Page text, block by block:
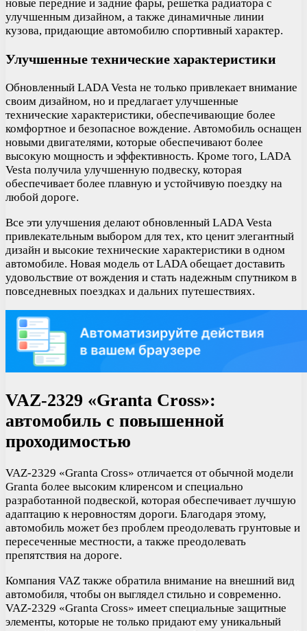
новые передние и задние фары, решетка радиатора с
улучшенным дизайном, а также динамичные линии
кузова, придающие автомобилю спортивный характер.
Улучшенные технические характеристики
Обновленный LADA Vesta не только привлекает внимание
своим дизайном, но и предлагает улучшенные
технические характеристики, обеспечивающие более
комфортное и безопасное вождение. Автомобиль оснащен
новыми двигателями, которые обеспечивают более
высокую мощность и эффективность. Кроме того, LADA
Vesta получила улучшенную подвеску, которая
обеспечивает более плавную и устойчивую поездку на
любой дороге.
Все эти улучшения делают обновленный LADA Vesta
привлекательным выбором для тех, кто ценит элегантный
дизайн и высокие технические характеристики в одном
автомобиле. Новая модель от LADA обещает доставить
удовольствие от вождения и стать надежным спутником в
повседневных поездках и дальних путешествиях.
VAZ-2329 «Granta Cross»:
автомобиль с повышенной
проходимостью
VAZ-2329 «Granta Cross» отличается от обычной модели
Granta более высоким клиренсом и специально
разработанной подвеской, которая обеспечивает лучшую
адаптацию к неровностям дороги. Благодаря этому,
автомобиль может без проблем преодолевать грунтовые и
пересеченные местности, а также преодолевать
препятствия на дороге.
Компания VAZ также обратила внимание на внешний вид
автомобиля, чтобы он выглядел стильно и современно.
VAZ-2329 «Granta Cross» имеет специальные защитные
элементы, которые не только придают ему уникальный